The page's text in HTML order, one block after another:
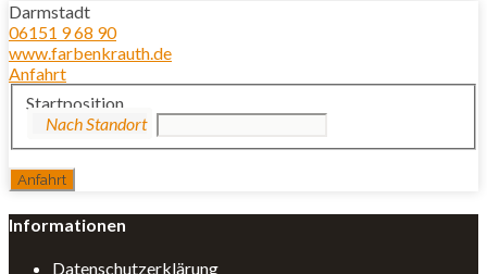
Darmstadt
06151 9 68 90
www.farbenkrauth.de
Anfahrt
Startposition
Informationen
Datenschutzerklärung